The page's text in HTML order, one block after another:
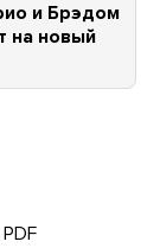
и Брэдом
на новый
PDF